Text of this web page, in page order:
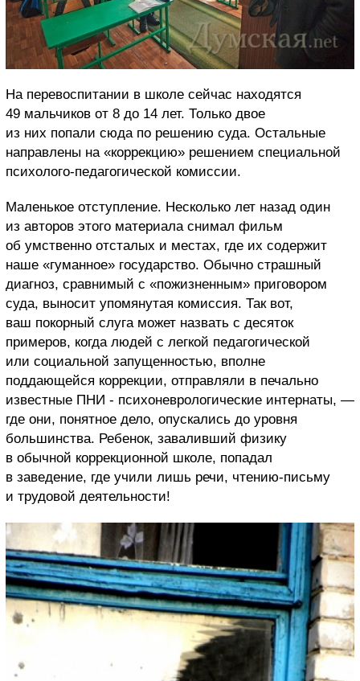
На перевоспитании в школе сейчас находятся
49 мальчиков от 8 до 14 лет. Только двое
из них попали сюда по решению суда. Остальные
направлены на «коррекцию» решением специальной
психолого-педагогической комиссии.
Маленькое отступление. Несколько лет назад один
из авторов этого материала снимал фильм
об умственно отсталых и местах, где их содержит
наше «гуманное» государство. Обычно страшный
диагноз, сравнимый с «пожизненным» приговором
суда, выносит упомянутая комиссия. Так вот,
ваш покорный слуга может назвать с десяток
примеров, когда людей с легкой педагогической
или социальной запущенностью, вполне
поддающейся коррекции, отправляли в печально
известные ПНИ - психоневрологические интернаты, —
где они, понятное дело, опускались до уровня
большинства. Ребенок, заваливший физику
в обычной коррекционной школе, попадал
в заведение, где учили лишь речи, чтению-письму
и трудовой деятельности!